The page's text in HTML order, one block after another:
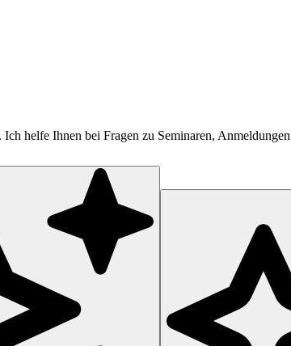
helfe Ihnen bei Fragen zu Seminaren,